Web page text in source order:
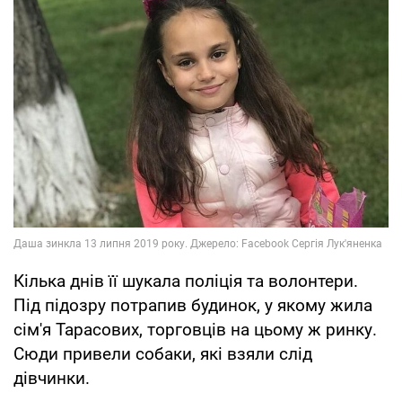
Кілька днів її шукала поліція та волонтери.
Під підозру потрапив будинок, у якому жила
сім'я Тарасових, торговців на цьому ж ринку.
Сюди привели собаки, які взяли слід
дівчинки.